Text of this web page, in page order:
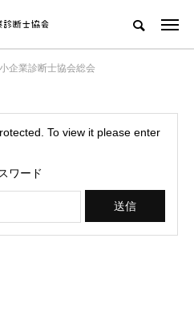
企業診断士協会総会
To view it please enter
ワード